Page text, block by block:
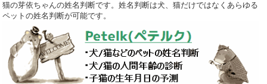
猫の芽依ちゃんの姓名判断です。姓名判断は犬、猫だけではなくあらゆる
ペットの姓名判断が可能です。